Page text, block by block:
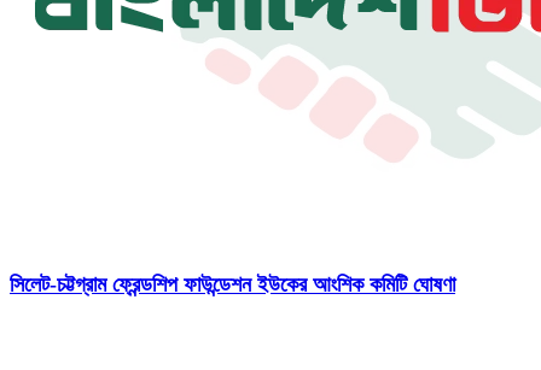
সিলেট-চট্টগ্রাম ফ্রেন্ডশিপ ফাউন্ডেশন ইউকের আংশিক কমিটি ঘোষণা